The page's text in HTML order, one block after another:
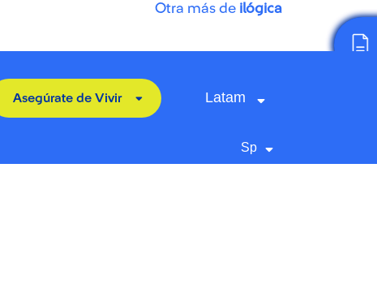
Otra más de ilógica
Asegúrate de Vivir Latam